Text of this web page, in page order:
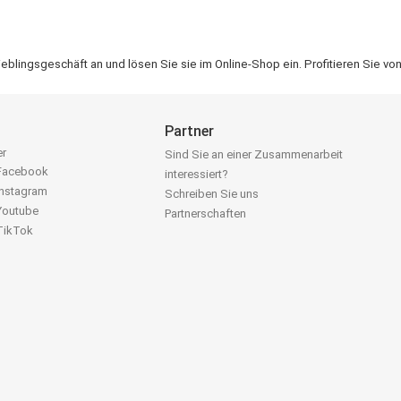
an und lösen Sie sie im Online-Shop ein. Profitieren Sie
Partner
Sind Sie an einer Zusammenarbeit
interessiert?
Schreiben Sie uns
Partnerschaften